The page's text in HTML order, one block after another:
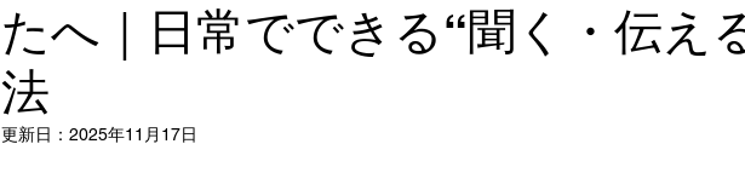
たへ｜日常でできる“聞く・伝え
法
更新日： 2025年11月17日